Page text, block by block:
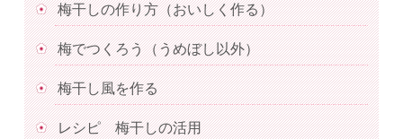
梅干しの作り方（おいしく作る）
梅でつくろう（うめぼし以外）
梅干し風を作る
レシピ 梅干しの活用